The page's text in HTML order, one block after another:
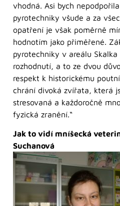
vhodná. Asi bych
pyrotechniky všude a za
opatření je však poměrně
hodnotím jako přiměřené.
pyrotechniky v areálu
rozhodnutí, a to ze dvou
respekt k historickému
chrání divoká zvířata, která
stresovaná a každoročně
fyzická zranění.“
Jak to vidí mníšecká
Suchanová